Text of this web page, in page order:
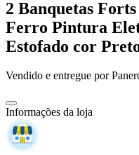
2 Banquetas
Ferro Pintura
Estofado cor
Vendido e entregue por
Informações da loja